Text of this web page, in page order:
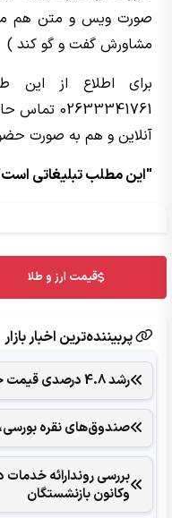
صورت ویس و متن هم می
مشاورش گفت و گو کند )
برای اطلاع از این
آنلاین و هم به صورت
"این مطلب تبلیغاتی
قیمت ارز و طلا
پربیننده‌ترین اخبار بازار
رشد 4.8 درصدی قیمت جهانی طلا در معاملات هفته
صندوق‌های نقره
بررسی روندارائه
وکانون بازنشستگان